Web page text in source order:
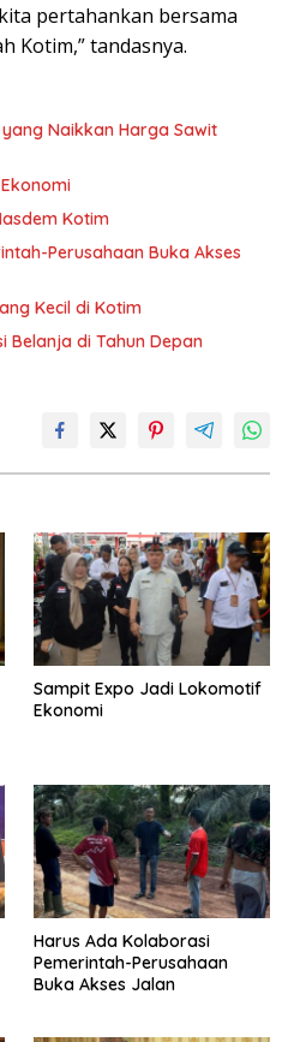
pertahankan bersama
Kotim,” tandasnya.
yang Naikkan Harga Sawit
Kotim
Perusahaan Buka Akses
Kecil di Kotim
Belanja di Tahun Depan
Sampit Expo Jadi Lokomotif
Ekonomi
Harus Ada Kolaborasi
Pemerintah-Perusahaan
Buka Akses Jalan